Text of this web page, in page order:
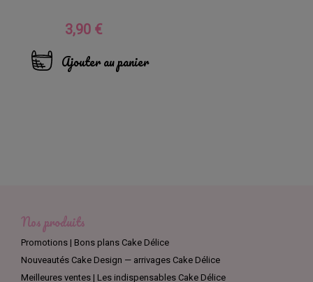
Prix
3,90 €
Ajouter au panier
Nos produits
Promotions | Bons plans Cake Délice
Nouveautés Cake Design — arrivages Cake Délice
Meilleures ventes | Les indispensables Cake Délice